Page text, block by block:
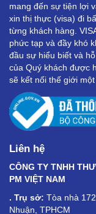
mang đến sự tiện lợi
xin thị thực (visa) đi
từng khách hàng.
phức tạp và đầy khó
đầu sự hiểu biết và
của Quý khách được
sẽ kết nối thế giới
Liên hệ
CÔNG TY TNHH
PM VIỆT NAM
. Trụ sở: Tòa nhà
Nhuận, TPHCM